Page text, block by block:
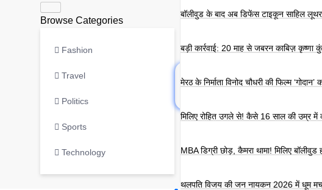
Browse Categories
Fashion
Travel
Politics
Sports
Technology
बॉलीवुड के बाद अब डिफेंस टाइकून साहिल
बड़ी कार्रवाई: 20 माह से जबरन काबिज़ कृष्णा
मेरठ के निर्माता विनोद चौधरी की फिल्म
मिलिए रोहित उगले से! कैसे 16 साल की उम्र
MBA डिग्री छोड़, कैमरा थामा! मिलिए
थलपति विजय की जन नायकन 2026 में धूम